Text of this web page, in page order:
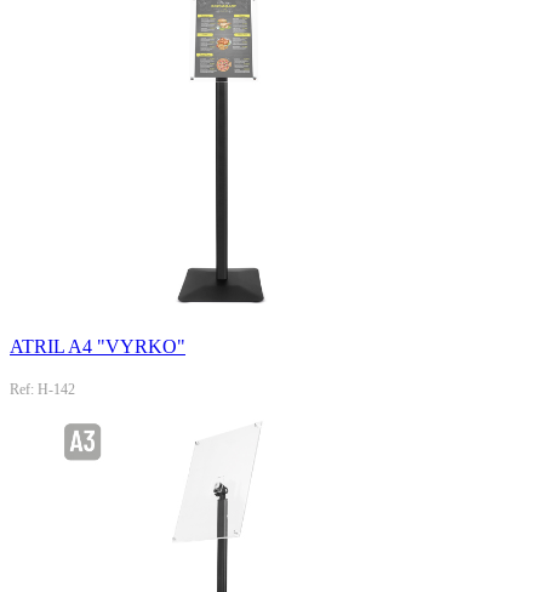
ATRIL A4 "VYRKO"
Ref: H-142